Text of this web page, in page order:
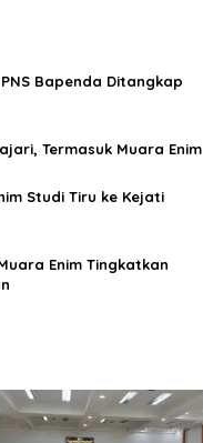
Bapenda Ditangkap
Termasuk Muara Enim
Studi Tiru ke Kejati
Enim Tingkatkan